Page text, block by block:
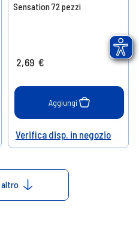
Sensation 72 pezzi
2,69 €
Aggiungi
Help
Verifica disp. in negozio
altro